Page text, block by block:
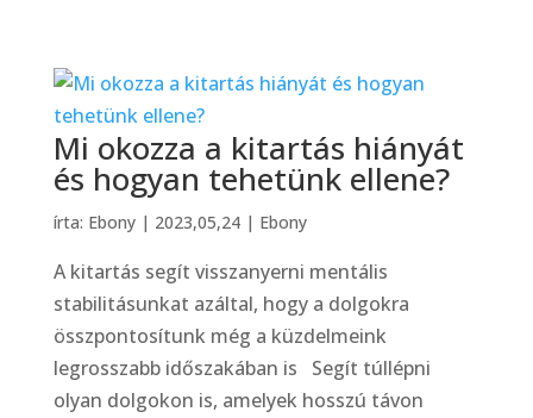
Mi okozza a kitartás hiányát
és hogyan tehetünk ellene?
írta: Ebony| 2023,05,24| Ebony
A kitartás segít visszanyerni mentális
stabilitásunkat azáltal, hogy a dolgokra
összpontosítunk még a küzdelmeink
legrosszabb időszakában is Segít túllépni
olyan dolgokon is, amelyek hosszú távon